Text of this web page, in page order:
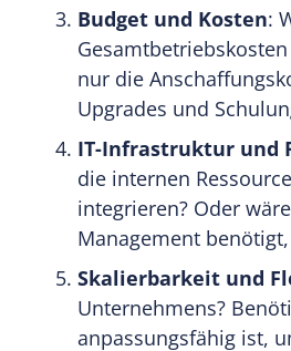
Budget und Kosten:
nur die
Upgrades und
IT-Infrastruktur und
die internen
integrieren? Oder
Management
Skalierbarkeit und
Unternehmens?
anpassungsfähig ist,